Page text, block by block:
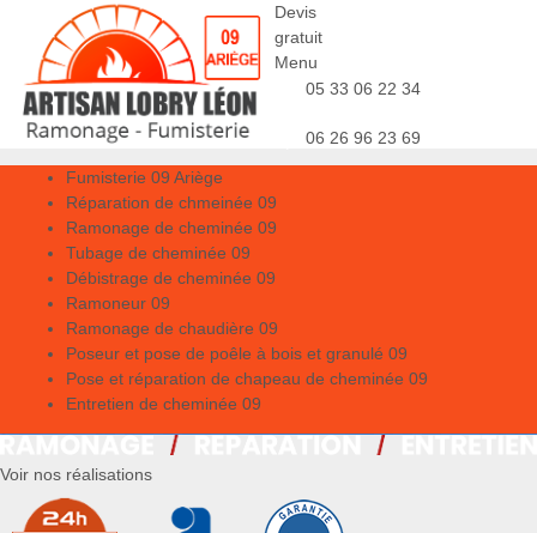
Devis
gratuit
Menu
05 33 06 22 34
06 26 96 23 69
Fumisterie 09 Ariège
Réparation de chmeinée 09
Ramonage de cheminée 09
Tubage de cheminée 09
Débistrage de cheminée 09
Ramoneur 09
Ramonage de chaudière 09
Poseur et pose de poêle à bois et granulé 09
Pose et réparation de chapeau de cheminée 09
Entretien de cheminée 09
Voir nos réalisations